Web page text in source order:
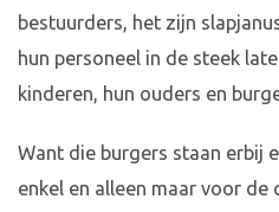
bestuurders, het zijn
hun personeel in de steek
kinderen, hun ouders en
Want die burgers staan erbij
enkel en alleen maar voor de